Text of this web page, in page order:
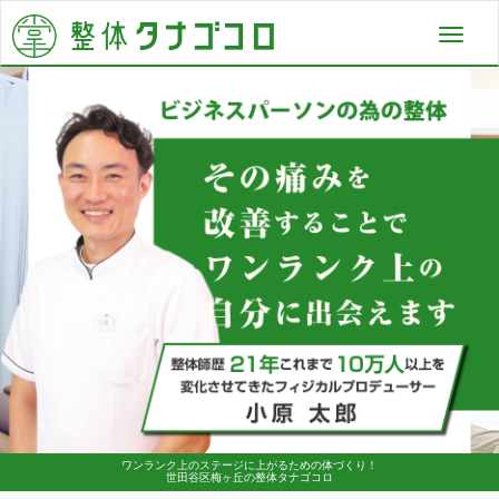
ワンランク上のステージに上がるための体づくり！
世田谷区梅ヶ丘の整体タナゴコロ